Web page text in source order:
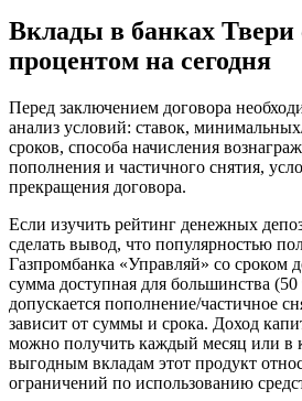
Вклады в банках
процентом на сегодня
Перед заключением договора
анализ условий: ставок,
сроков, способа начисления
пополнения и частичного снятия,
прекращения договора.
Если изучить рейтинг денежных
сделать вывод, что популярностью
Газпромбанка «Управляй» со сроком
сумма доступная для большинства
допускается пополнение/частичное
зависит от суммы и срока. Доход
можно получить каждый месяц или в
выгодным вкладам этот продукт
ограничений по использованию